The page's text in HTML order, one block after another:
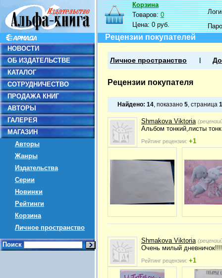
НОВОСТИ
ОБ ИЗДАТЕЛЬСТВЕ
КАТАЛОГ
СОТРУДНИЧЕСТВО
ПРОДАЖА КНИГ
АВТОРЫ
ГАЛЕРЕЯ
МАГАЗИН
Авторы
Жанры
Издательства
Серии
Новинки
Рейтинги
Корзина
Личное пространство
Поиск
Корзина
Товаров:0
Цена:0 руб.
Рецензии покупателей
Личное пространство
Рецензии покупателя
Найдено: 14, показано 5, страница 1
Shmakova Viktoria
Альбом тонкий,листы
Рейтинг рецензии: +1
Shmakova Viktoria
Очень милый
Рейтинг рецензии: +1